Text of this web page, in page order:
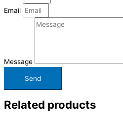
Email
Message
Send
Related products